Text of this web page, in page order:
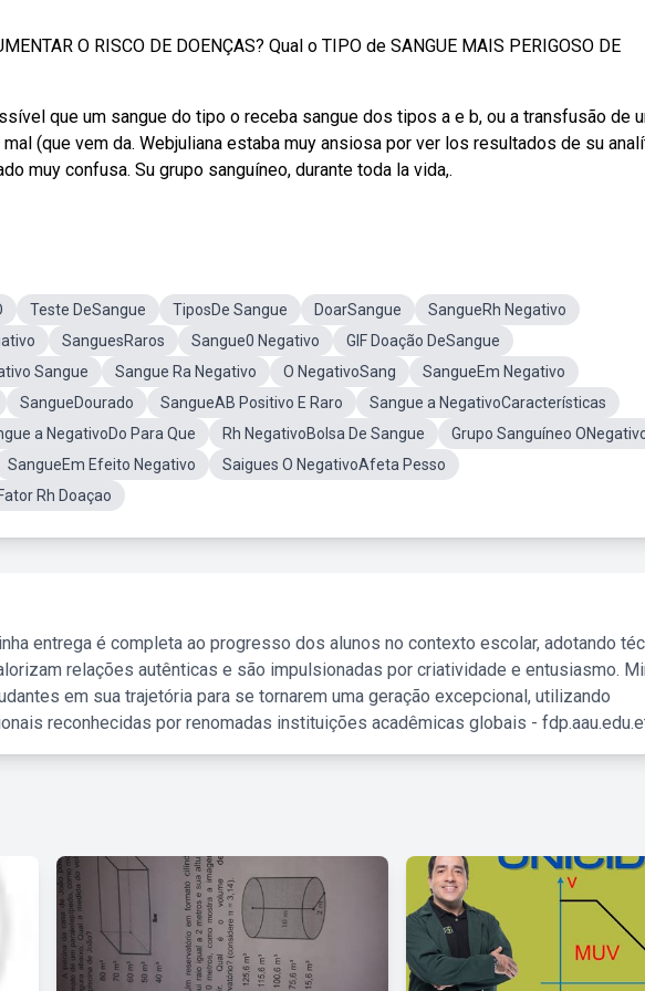
O RISCO DE DOENÇAS? Qual o TIPO de SANGUE MAIS PERIGOSO DE
que um sangue do tipo o receba sangue dos tipos a e b, ou a transfusão de
(que vem da. Webjuliana estaba muy ansiosa por ver los resultados de su
muy confusa. Su grupo sanguíneo, durante toda la vida,.
Teste DeSangue TiposDe Sangue DoarSangue
SangueRh Negativo
SanguesRaros Sangue0 Negativo
GIF Doação DeSangue
Sangue Sangue Ra Negativo O NegativoSang
SangueEm Negativo
SangueDourado SangueAB Positivo E Raro
Sangue a NegativoCaracterísticas
a NegativoDo Para Que Rh NegativoBolsa De Sangue
Grupo Sanguíneo
SangueEm Efeito Negativo
Saigues O NegativoAfeta Pesso
Fator Rh Doaçao
entrega é completa ao progresso dos alunos no contexto escolar, adotando
relações autênticas e são impulsionadas por criatividade e entusiasmo.
em sua trajetória para se tornarem uma geração excepcional, utilizando
reconhecidas por renomadas instituições acadêmicas globais -